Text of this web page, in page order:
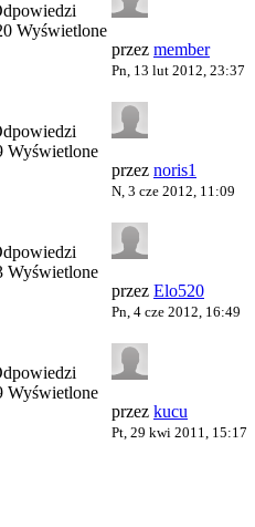
Wyświetlone
przez member
Pn, 13 lut 2012, 23:37
Wyświetlone
przez noris1
N, 3 cze 2012, 11:09
Wyświetlone
przez Elo520
Pn, 4 cze 2012, 16:49
Wyświetlone
przez kucu
Pt, 29 kwi 2011, 15:17